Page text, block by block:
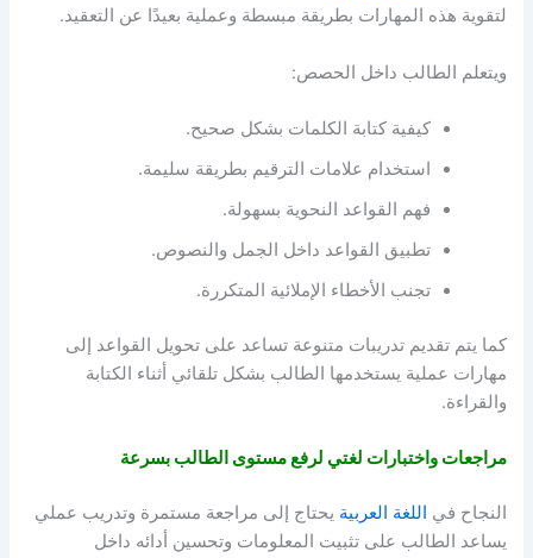
لتقوية هذه المهارات بطريقة مبسطة وعملية بعيدًا عن التعقيد.
ويتعلم الطالب داخل الحصص:
كيفية كتابة الكلمات بشكل صحيح.
استخدام علامات الترقيم بطريقة سليمة.
فهم القواعد النحوية بسهولة.
تطبيق القواعد داخل الجمل والنصوص.
تجنب الأخطاء الإملائية المتكررة.
كما يتم تقديم تدريبات متنوعة تساعد على تحويل القواعد إلى
مهارات عملية يستخدمها الطالب بشكل تلقائي أثناء الكتابة
والقراءة.
مراجعات واختبارات لغتي لرفع مستوى الطالب بسرعة
النجاح في اللغة العربية يحتاج إلى مراجعة مستمرة وتدريب عملي
يساعد الطالب على تثبيت المعلومات وتحسين أدائه داخل